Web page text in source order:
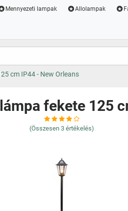
Mennyezeti lampak Allolampak
cm IP44 - New Orleans
fekete 125
(Összesen 3 értékelés)